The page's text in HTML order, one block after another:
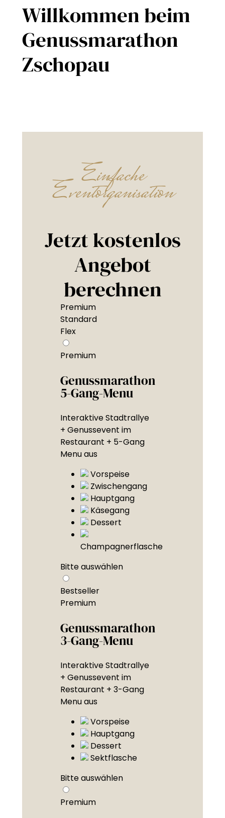
Willkommen beim
Genussmarathon
Zschopau
Einfache
Eventorganisation
Jetzt kostenlos
Angebot
berechnen
Premium
Standard
Flex
Premium
Genussmarathon
5-Gang-Menu
Interaktive Stadtrallye
+ Genussevent im
Restaurant + 5-Gang
Menu aus
Vorspeise
Zwischengang
Hauptgang
Käsegang
Dessert
Champagnerflasche
Bitte auswählen
Bestseller
Premium
Genussmarathon
3-Gang-Menu
Interaktive Stadtrallye
+ Genussevent im
Restaurant + 3-Gang
Menu aus
Vorspeise
Hauptgang
Dessert
Sektflasche
Bitte auswählen
Premium